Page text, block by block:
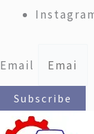
Email
Subscribe